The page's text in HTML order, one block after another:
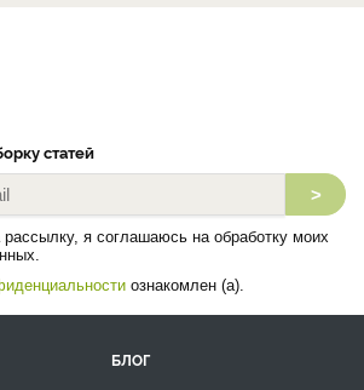
статей
>
я соглашаюсь на обработку моих
ознакомлен (а).
БЛОГ